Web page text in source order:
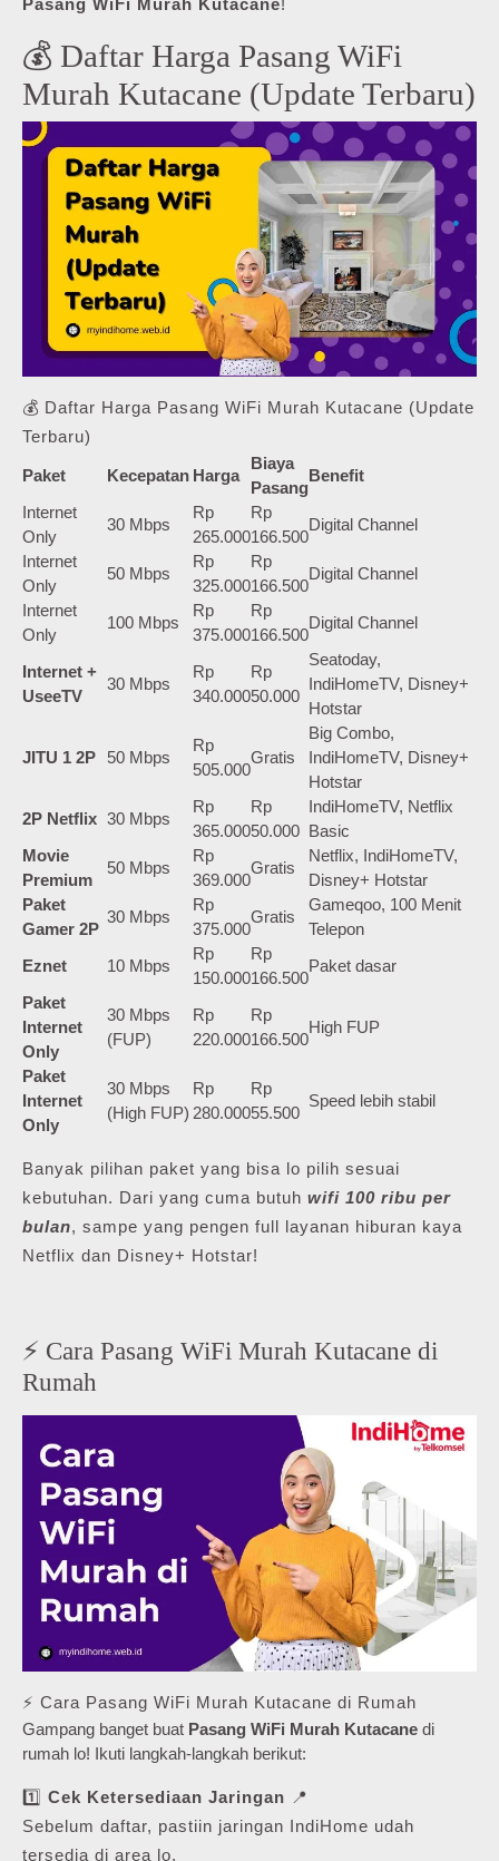
Pasang WiFi Murah Kutacane!
💰 Daftar Harga Pasang WiFi
Murah Kutacane (Update Terbaru)
💰 Daftar Harga Pasang WiFi Murah Kutacane (Update
Terbaru)
Paket Kecepatan Harga
Biaya
Pasang
Benefit
Internet
Only
30 Mbps
Rp
265.000
Rp
166.500
Digital Channel
Internet
Only
50 Mbps
Rp
325.000
Rp
166.500
Digital Channel
Internet
Only
100 Mbps
Rp
375.000
Rp
166.500
Digital Channel
Internet +
UseeTV
30 Mbps
Rp
340.000
Rp
50.000
Seatoday,
IndiHomeTV, Disney+
Hotstar
JITU 1 2P 50 Mbps
Rp
505.000
Gratis
Big Combo,
IndiHomeTV, Disney+
Hotstar
2P Netflix 30 Mbps
Rp
365.000
Rp
50.000
IndiHomeTV, Netflix
Basic
Movie
Premium
50 Mbps
Rp
369.000
Gratis
Netflix, IndiHomeTV,
Disney+ Hotstar
Paket
Gamer 2P
30 Mbps
Rp
375.000
Gratis
Gameqoo, 100 Menit
Telepon
Eznet
10 Mbps
Rp
150.000
Rp
166.500
Paket dasar
Paket
Internet
Only
30 Mbps
(FUP)
Rp
220.000
Rp
166.500
High FUP
Paket
Internet
Only
30 Mbps
(High FUP)
Rp
280.000
Rp
55.500
Speed lebih stabil
Banyak pilihan paket yang bisa lo pilih sesuai
kebutuhan. Dari yang cuma butuh wifi 100 ribu per
bulan, sampe yang pengen full layanan hiburan kaya
Netflix dan Disney+ Hotstar!
⚡ Cara Pasang WiFi Murah Kutacane di
Rumah
⚡ Cara Pasang WiFi Murah Kutacane di Rumah
Gampang banget buat Pasang WiFi Murah Kutacane di
rumah lo! Ikuti langkah-langkah berikut:
1️⃣ Cek Ketersediaan Jaringan 📍
Sebelum daftar, pastiin jaringan IndiHome udah
tersedia di area lo.